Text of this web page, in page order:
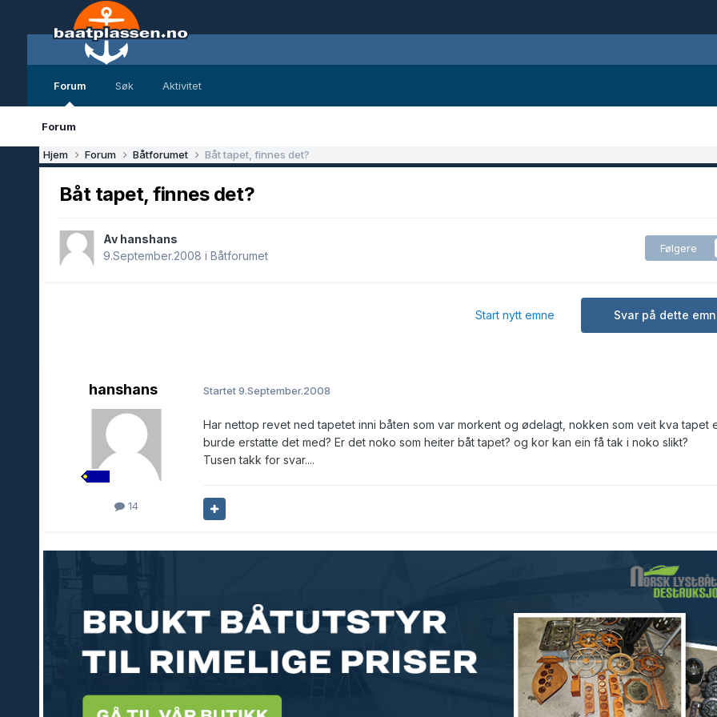
Forum
Forum
Søk Aktivitet
Hjem Forum Båtforumet Båt tapet, finnes det?
Båt tapet, finnes det?
Av hanshans
9.September.2008 i Båtforumet
Følgere
Svar på dette
Start nytt emne
hanshans
14
Startet9.September.2008
Har nettop revet ned tapetet inni båten som var morkent og ødelagt, nokken som veit kva tapet
burde erstatte det med? Er det noko som heiter båt tapet? og kor kan ein få tak i noko slikt?
Tusen takk for svar....